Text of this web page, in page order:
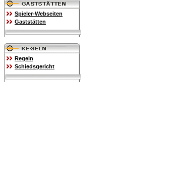
Spieler-Webseiten
Gaststätten
Regeln
Schiedsgericht